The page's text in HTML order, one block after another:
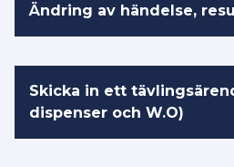
Ändring av händelse,
Skicka in ett
dispenser och W.O)